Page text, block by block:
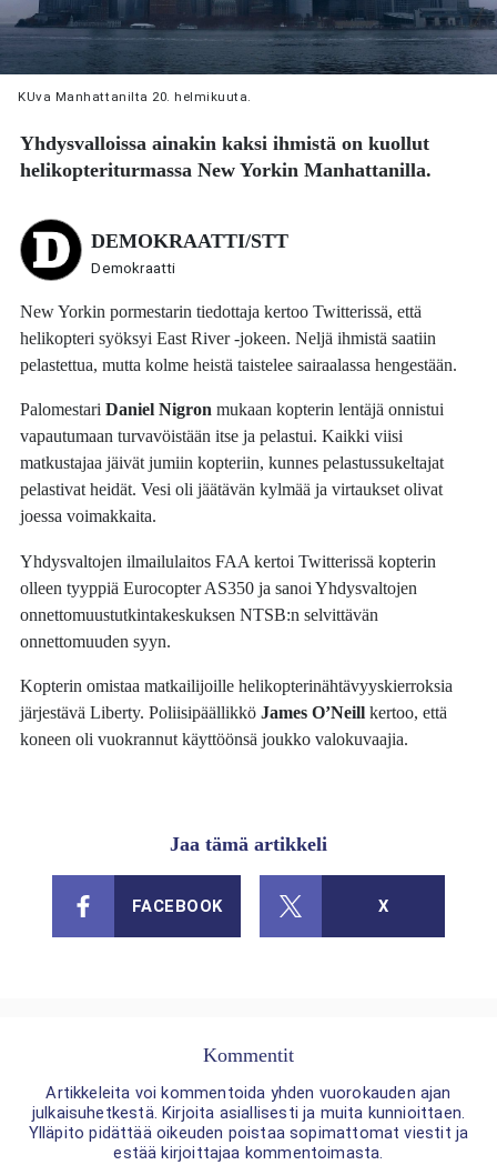
KUva Manhattanilta 20. helmikuuta.
Yhdysvalloissa ainakin kaksi ihmistä on kuollut
helikopteriturmassa New Yorkin Manhattanilla.
DEMOKRAATTI/STT
Demokraatti
New Yorkin pormestarin tiedottaja kertoo Twitterissä, että
helikopteri syöksyi East River -jokeen. Neljä ihmistä saatiin
pelastettua, mutta kolme heistä taistelee sairaalassa hengestään.
PalomestariDaniel Nigron mukaan kopterin lentäjä onnistui
vapautumaan turvavöistään itse ja pelastui. Kaikki viisi
matkustajaa jäivät jumiin kopteriin, kunnes pelastussukeltajat
pelastivat heidät. Vesi oli jäätävän kylmää ja virtaukset olivat
joessa voimakkaita.
Yhdysvaltojen ilmailulaitos FAA kertoi Twitterissä kopterin
olleen tyyppiä Eurocopter AS350 ja sanoi Yhdysvaltojen
onnettomuustutkintakeskuksen NTSB:n selvittävän
onnettomuuden syyn.
Kopterin omistaa matkailijoille helikopterinähtävyyskierroksia
järjestävä Liberty. PoliisipäällikköJames O’Neill kertoo, että
koneen oli vuokrannut käyttöönsä joukko valokuvaajia.
Jaa tämä artikkeli
FACEBOOK X
Kommentit
Artikkeleita voi kommentoida yhden vuorokauden ajan
julkaisuhetkestä. Kirjoita asiallisesti ja muita kunnioittaen.
Ylläpito pidättää oikeuden poistaa sopimattomat viestit ja
estää kirjoittajaa kommentoimasta.